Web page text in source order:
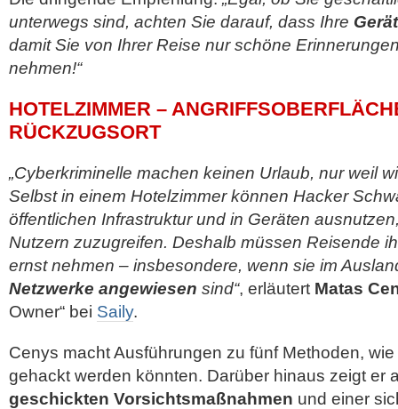
unterwegs sind, achten Sie darauf, dass Ihre
damit Sie von Ihrer Reise nur schöne
nehmen!“
HOTELZIMMER –
RÜCKZUGSORT
„Cyberkriminelle machen keinen Urlaub, nur weil
Selbst in einem Hotelzimmer können Hacker
öffentlichen Infrastruktur und in Geräten
Nutzern zuzugreifen. Deshalb müssen Reisende
ernst nehmen – insbesondere, wenn sie im
Netzwerke angewiesen sind“, erläutert Matas
Owner“ bei Saily.
Cenys macht Ausführungen zu fünf Methoden,
gehackt werden könnten. Darüber hinaus zeigt er
geschickten Vorsichtsmaßnahmen und einer